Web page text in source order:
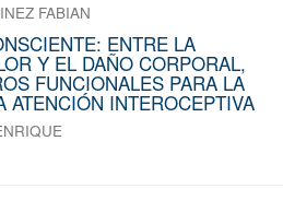
FABIAN
ENTRE LA
Y EL DAÑO CORPORAL,
FUNCIONALES PARA LA
ATENCIÓN INTEROCEPTIVA